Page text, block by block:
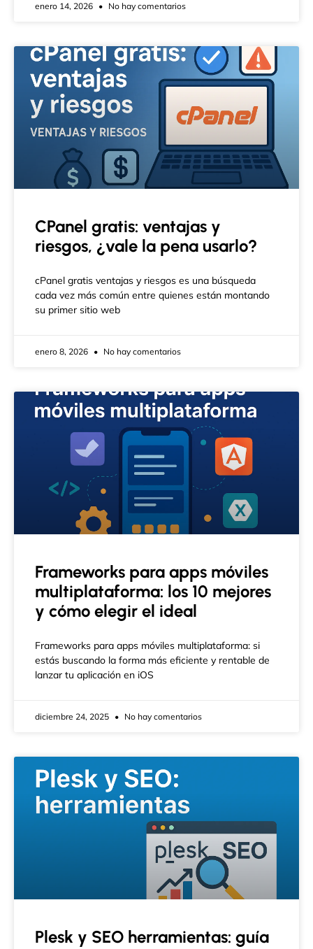
enero 14, 2026 No hay comentarios
CPanel gratis: ventajas y
riesgos, ¿vale la pena usarlo?
cPanel gratis ventajas y riesgos es una búsqueda
cada vez más común entre quienes están montando
su primer sitio web
enero 8, 2026 No hay comentarios
Frameworks para apps móviles
multiplataforma: los 10 mejores
y cómo elegir el ideal
Frameworks para apps móviles multiplataforma: si
estás buscando la forma más eficiente y rentable de
lanzar tu aplicación en iOS
diciembre 24, 2025 No hay comentarios
Plesk y SEO herramientas: guía